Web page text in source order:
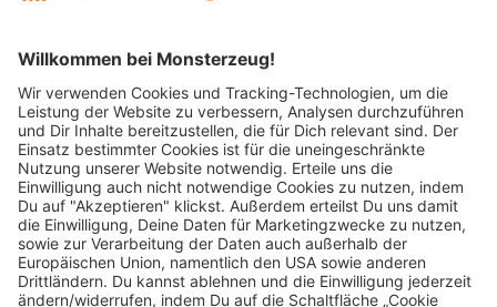
Mitglied im: